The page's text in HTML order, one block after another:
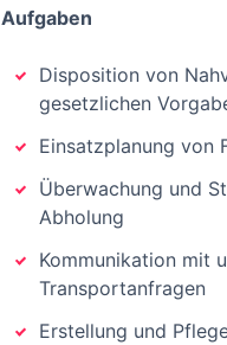
Aufgaben
Disposition von
gesetzlichen
Einsatzplanung von
Überwachung und
Abholung
Kommunikation mit
Transportanfragen
Erstellung und